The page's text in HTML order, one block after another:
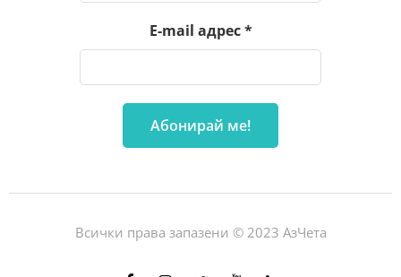
E-mail адрес*
Всички права запазени © 2023 АзЧета